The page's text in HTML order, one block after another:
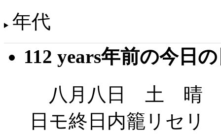
年代
112 years年前の今日
八月八日 土 晴
日モ終日内籠リセ